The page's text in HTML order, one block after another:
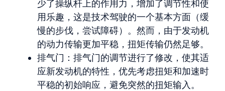
少了操纵杆上的作用力，增加了调节性和使
用乐趣，这是技术驾驶的一个基本方面（缓
慢的步伐，尝试障碍）。然而，由于发动机
的动力传输更加平稳，扭矩传输仍然足够。
排气门：排气门的调节进行了修改，使其适
应新发动机的特性，优先考虑扭矩和加速时
平稳的初始响应，避免突然的扭矩输入。